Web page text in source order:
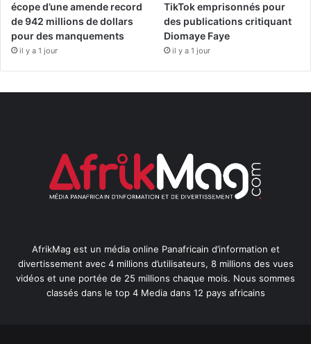
écope d’une amende record
de 942 millions de dollars
pour des manquements
il y a 1 jour
TikTok emprisonnés pour
des publications critiquant
Diomaye Faye
il y a 1 jour
AfrikMag est un média online Panafricain d’information et
divertissement avec 4 millions d’utilisateurs, 8 millions des vues
vidéos et une portée de 25 millions chaque mois. Nous sommes
classés dans le top 4 Media dans 12 pays africains